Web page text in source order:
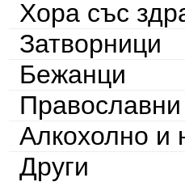
Хора със
Затворници
Бежанци
Алкохолно и
Други